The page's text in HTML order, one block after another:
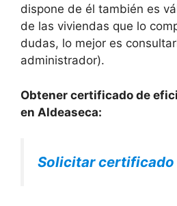
dispone de él también es
de las viviendas que lo
dudas, lo mejor es
administrador).
Obtener certificado de
en Aldeaseca:
Solicitar certificado